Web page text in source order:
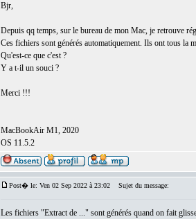
Bjr,
Depuis qq temps, sur le bureau de mon Mac, je retrouve
Ces fichiers sont générés automatiquement. Ils ont tous la
Qu'est-ce que c'est ?
Y a t-il un souci ?
Merci !!!
MacBookAir M1, 2020
OS 11.5.2
Post� le: Ven 02 Sep 2022 à 23:02 Sujet du message:
Les fichiers "Extract de ..." sont générés quand on fait